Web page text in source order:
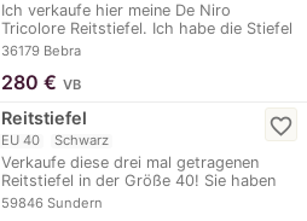
Ich verkaufe hier meine De Niro
Tricolore Reitstiefel. Ich habe die Stiefel
letztes…
36179 Bebra
280 € VB
Reitstiefel
EU 40 Schwarz
Verkaufe diese drei mal getragenen
Reitstiefel in der Größe 40! Sie haben
keine Macken…
59846 Sundern
favorite_border